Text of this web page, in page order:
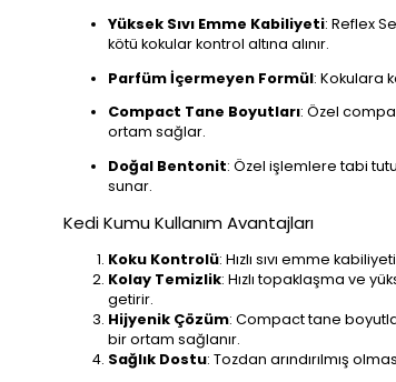
Yüksek Sıvı Emme Kabiliyeti: Reflex
kötü kokular kontrol altına alınır.
Parfüm İçermeyen Formül: Kokulara
Compact Tane Boyutları: Özel
ortam sağlar.
Doğal Bentonit: Özel işlemlere tabi
sunar.
Kedi Kumu Kullanım Avantajları
Koku Kontrolü: Hızlı sıvı emme
Kolay Temizlik: Hızlı topaklaşma ve
getirir.
Hijyenik Çözüm: Compact tane
bir ortam sağlanır.
Sağlık Dostu: Tozdan arındırılmış